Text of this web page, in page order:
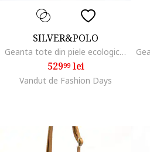
SILVER&POLO
Geanta tote din piele ecologica cu imprimeu, Maro taupe deschis
52999lei
Vandut de Fashion Days